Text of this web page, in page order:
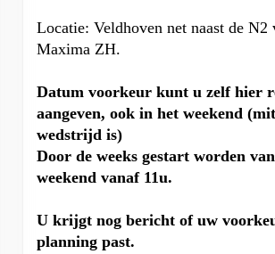
Locatie: Veldhoven net naast de
Maxima ZH.
Datum voorkeur kunt u zelf hier
aangeven, ook in het weekend
wedstrijd is)
Door de weeks gestart worden
weekend vanaf 11u.
U krijgt nog bericht of uw
planning past.